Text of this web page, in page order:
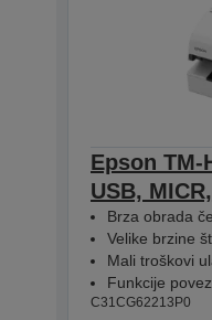
Epson TM-
USB,
Brza obrada
Velike brzine
Mali troškovi
Funkcije
C31CG62213P0